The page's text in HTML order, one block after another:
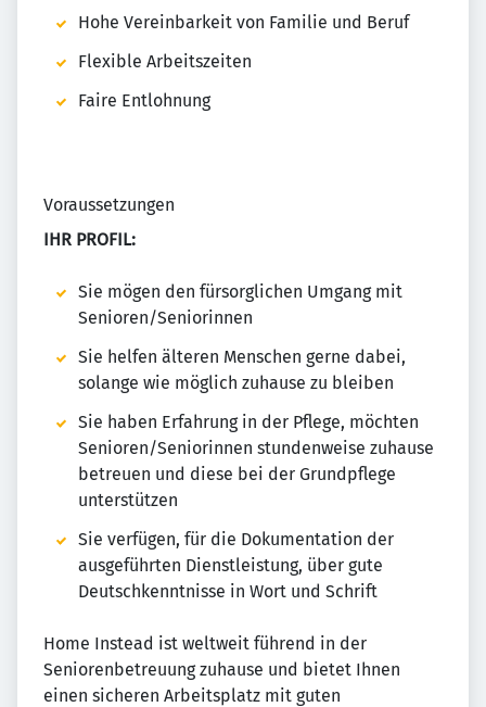
Hohe Vereinbarkeit von Familie und Beruf
Flexible Arbeitszeiten
Faire Entlohnung
Voraussetzungen
IHR PROFIL:
Sie mögen den fürsorglichen Umgang mit
Senioren/Seniorinnen
Sie helfen älteren Menschen gerne dabei,
solange wie möglich zuhause zu bleiben
Sie haben Erfahrung in der Pflege, möchten
Senioren/Seniorinnen stundenweise zuhause
betreuen und diese bei der Grundpflege
unterstützen
Sie verfügen, für die Dokumentation der
ausgeführten Dienstleistung, über gute
Deutschkenntnisse in Wort und Schrift
Home Instead ist weltweit führend in der
Seniorenbetreuung zuhause und bietet Ihnen
einen sicheren Arbeitsplatz mit guten